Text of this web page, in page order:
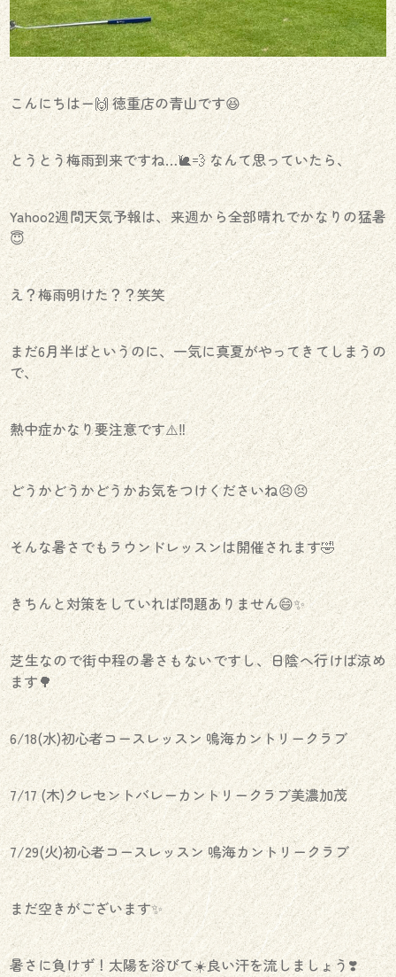
こんにちはー🙌 徳重店の青山です😆
とうとう梅雨到来ですね…🐌💨 なんて思っていたら、
Yahoo2週間天気予報は、来週から全部晴れでかなりの猛暑
😇
え？梅雨明けた？？笑笑
まだ6月半ばというのに、一気に真夏がやってきてしまうの
で、
熱中症かなり要注意です⚠️‼️
どうかどうかどうかお気をつけくださいね😣😣
そんな暑さでもラウンドレッスンは開催されます🤣
きちんと対策をしていれば問題ありません😄✨️
芝生なので街中程の暑さもないですし、日陰へ行けば涼め
ます🌳
6/18(水)初心者コースレッスン 鳴海カントリークラブ
7/17 (木)クレセントバレーカントリークラブ美濃加茂
7/29(火)初心者コースレッスン 鳴海カントリークラブ
まだ空きがございます✨️
暑さに負けず！太陽を浴びて☀️良い汗を流しましょう❣️